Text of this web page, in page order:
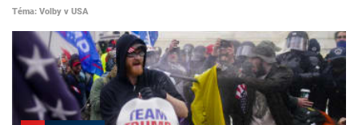
Téma: Volby v USA